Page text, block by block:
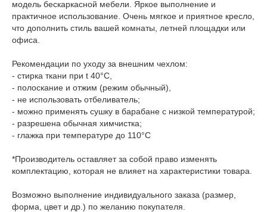
модель бескаркасной мебели. Яркое выполнение и
практичное использование. Очень мягкое и приятное кресло,
что дополнить стиль вашей комнаты, летней площадки или
офиса.
Рекомендации по уходу за внешним чехлом:
- стирка ткани при t 40°С,
- полоскание и отжим (режим обычный),
- не использовать отбеливатель;
- можно применять сушку в барабане с низкой температурой;
- разрешена обычная химчистка;
- глажка при температуре до 110°С
*Производитель оставляет за собой право изменять
комплектацию, которая не влияет на характеристики товара.
Возможно выполнение индивидуального заказа (размер,
форма, цвет и др.) по желанию покупателя.